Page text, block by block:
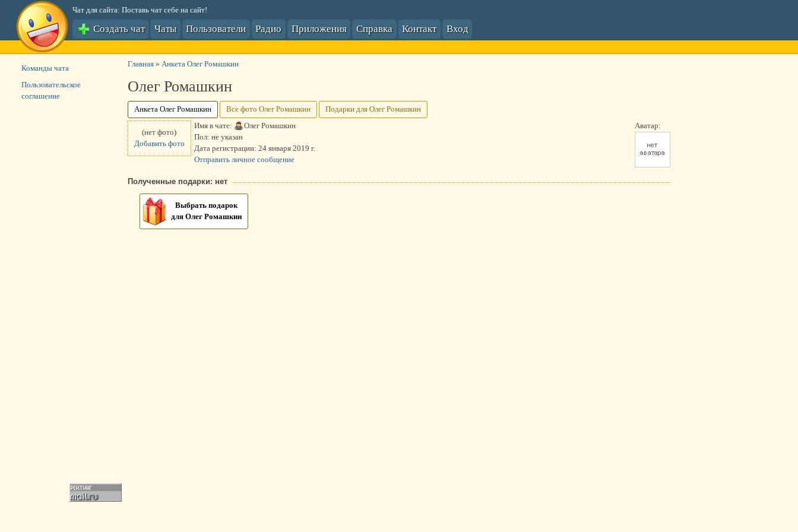
Чат для сайта: Поставь чат себе на сайт!
Создать чат Чаты Пользователи Радио Приложения Справка Контакт Вход
Главная» Анкета Олег Ромашкин
Олег Ромашкин
Анкета Олег Ромашкин Все фото Олег Ромашкин
Подарки для Олег Ромашкин
Аватар:
(нет фото)
Добавить фото
Имя в чате:
Олег Ромашкин
Пол: не указан
Дата регистрации: 24 января 2019 г.
Отправить личное сообщение
Полученные подарки: нет
Выбрать подарок
для Олег Ромашкин
Команды чата
Пользовательское
соглашение